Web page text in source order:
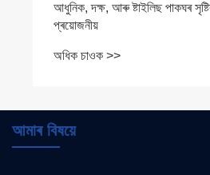
আধুনিক, দক্ষ, আৰু ষ্টাইলিছ পাকঘৰ
প্ৰয়োজনীয়
অধিক চাওক >>
আমাৰ বিষয়ে